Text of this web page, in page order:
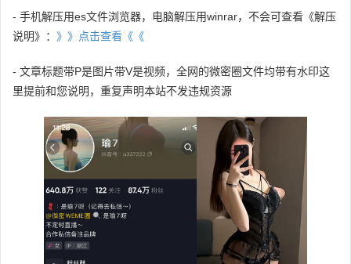
- 手机解压用es文件浏览器，电脑解压用winrar，不会可查看《解压
说明》： 》》点击查看《《
- 文章标题带P是图片带V是视频，全网的微密圈文件均带有水印这
里提前和您说明，重复声明本站不发违规资源